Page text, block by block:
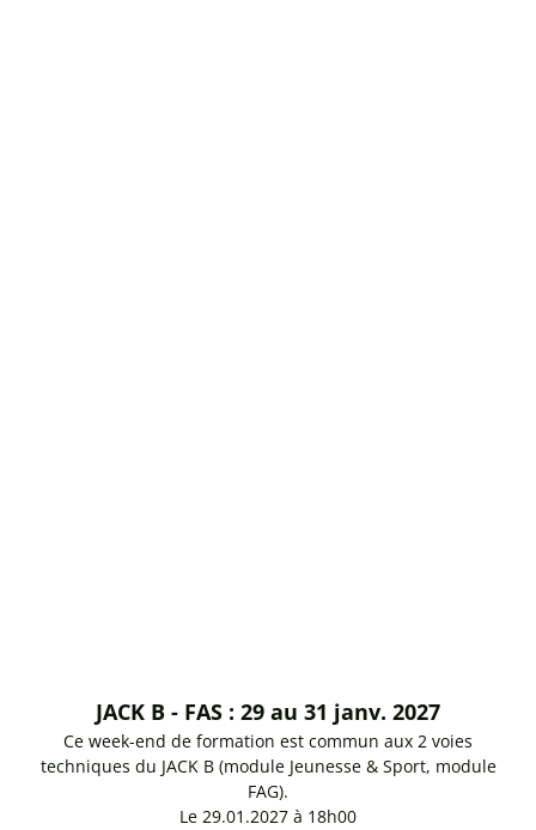
JACK B - FAS : 29 au 31 janv. 2027
Ce week-end de formation est commun aux 2 voies
techniques du JACK B (module Jeunesse & Sport, module
FAG).
Le 29.01.2027 à 18h00